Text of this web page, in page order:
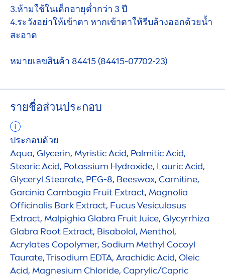
3.ห้ามใช้ในเด็กอายุต่ำกว่า 3 ปี
4.ระวังอย่าให้เข้าตา หากเข้าตาให้รีบล้างออกด้วยน้ำ
สะอาด
หมายเลขสินค้า 84415 (84415-07702-23)
รายชื่อส่วนประกอบ
ประกอบด้วย
Aqua, Glycerin, Myristic Acid, Palmitic Acid,
Stearic Acid, Potassium Hydroxide, Lauric Acid,
Glyceryl Stearate, PEG-8, Beeswax, Carnitine,
Garcinia Cambogia Fruit Extract, Magnolia
Officinalis Bark Extract, Fucus Vesiculosus
Extract, Malpighia Glabra Fruit Juice, Glycyrrhiza
Glabra Root Extract, Bisabolol, Menthol,
Acrylates Copolymer, Sodium Methyl Cocoyl
Taurate, Trisodium EDTA, Arachidic Acid, Oleic
Acid, Magnesium Chloride, Caprylic/Capric